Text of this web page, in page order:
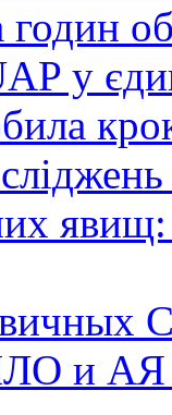
годин
у
и